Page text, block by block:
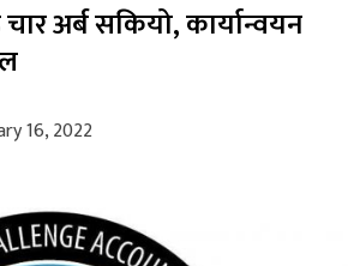
अर्ब सकियो, कार्यान्वयन
16, 2022